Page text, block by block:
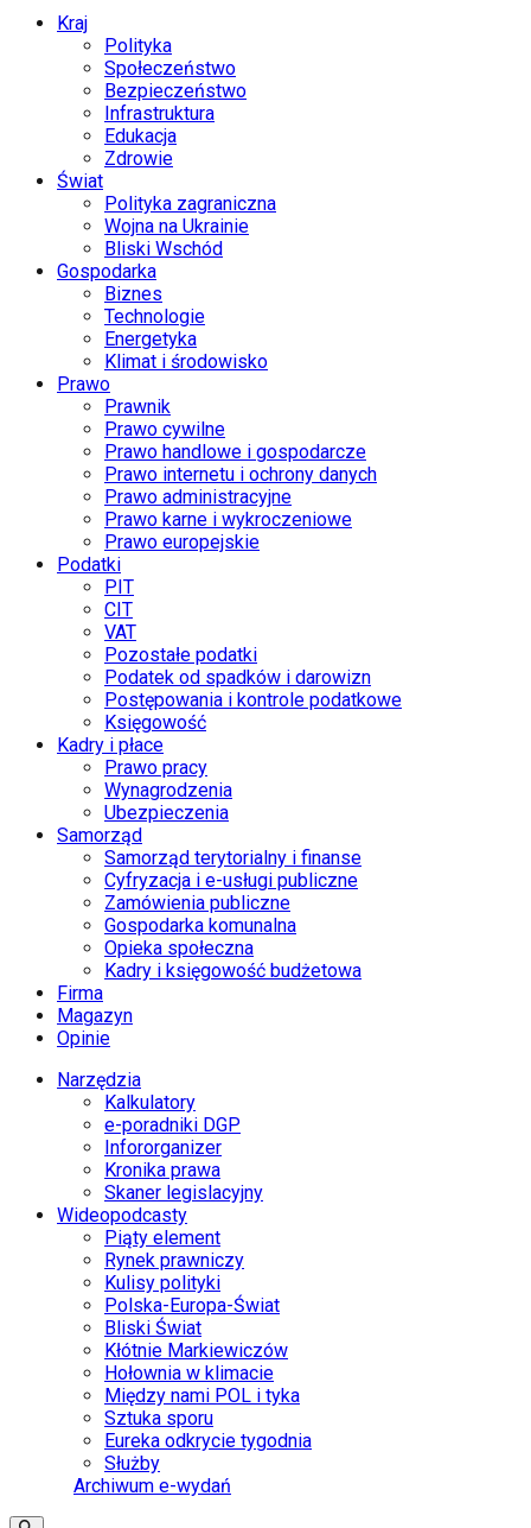
Kraj
Polityka
Społeczeństwo
Bezpieczeństwo
Infrastruktura
Edukacja
Zdrowie
Świat
Polityka zagraniczna
Wojna na Ukrainie
Bliski Wschód
Gospodarka
Biznes
Technologie
Energetyka
Klimat i środowisko
Prawo
Prawnik
Prawo cywilne
Prawo handlowe i gospodarcze
Prawo internetu i ochrony danych
Prawo administracyjne
Prawo karne i wykroczeniowe
Prawo europejskie
Podatki
PIT
CIT
VAT
Pozostałe podatki
Podatek od spadków i darowizn
Postępowania i kontrole podatkowe
Księgowość
Kadry i płace
Prawo pracy
Wynagrodzenia
Ubezpieczenia
Samorząd
Samorząd terytorialny i finanse
Cyfryzacja i e-usługi publiczne
Zamówienia publiczne
Gospodarka komunalna
Opieka społeczna
Kadry i księgowość budżetowa
Firma
Magazyn
Opinie
Narzędzia
Kalkulatory
e-poradniki DGP
Infororganizer
Kronika prawa
Skaner legislacyjny
Wideopodcasty
Piąty element
Rynek prawniczy
Kulisy polityki
Polska-Europa-Świat
Bliski Świat
Kłótnie Markiewiczów
Hołownia w klimacie
Między nami POL i tyka
Sztuka sporu
Eureka odkrycie tygodnia
Służby
Archiwum e-wydań